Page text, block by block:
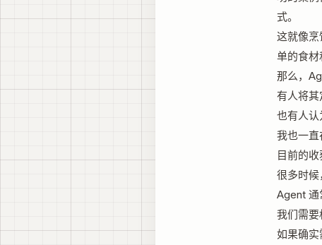
式。
这就像
单的食材
那么，
有人将其
也有人认
我也一直
目前的
很多时候
Agent 通
我们需要
如果确